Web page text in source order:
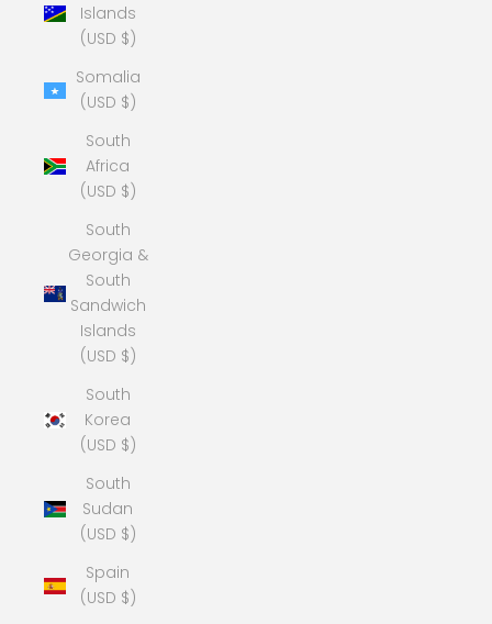
Islands
(USD $)
Somalia
(USD $)
South
Africa
(USD $)
South
Georgia &
South
Sandwich
Islands
(USD $)
South
Korea
(USD $)
South
Sudan
(USD $)
Spain
(USD $)